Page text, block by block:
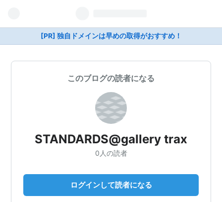
[PR] 独自ドメインは早めの取得がおすすめ！
このブログの読者になる
STANDARDS@gallery trax
0人の読者
ログインして読者になる